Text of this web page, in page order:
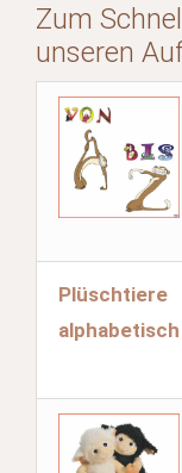
Zum
unseren
Plüschtiere
alphabetisch